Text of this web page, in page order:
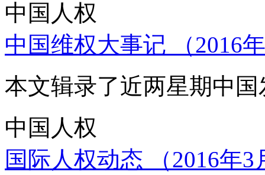
中国人权
中国维权大事记 （2016
本文辑录了近两星期中
中国人权
国际人权动态 （2016年